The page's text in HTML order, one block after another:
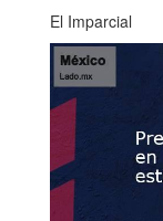
El Imparcial